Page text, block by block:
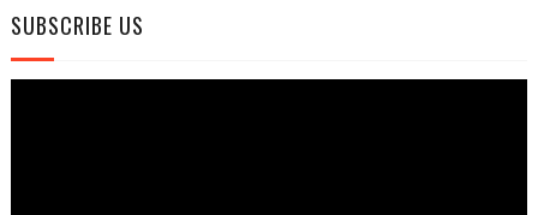
SUBSCRIBE US